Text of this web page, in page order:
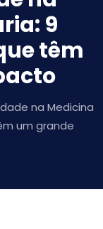
9
têm
na Medicina
um grande